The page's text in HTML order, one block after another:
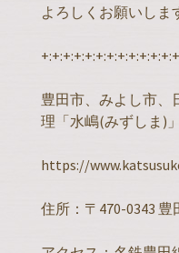
よろしくお願いしま
豊田市、みよし市、
理「水嶋(みずしま)」
https://
住所：〒470-0343